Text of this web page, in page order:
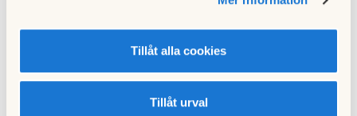
Tillåt alla cookies
Tillåt urval
Information mars